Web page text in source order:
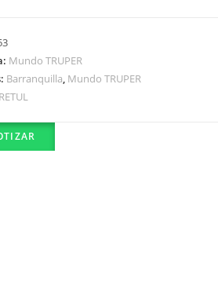
Mundo TRUPER
Barranquilla Mundo TRUPER